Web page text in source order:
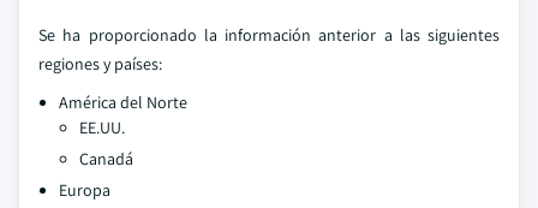
Se ha proporcionado la información anterior a las siguientes
regiones y países:
América del Norte
EE.UU.
Canadá
Europa